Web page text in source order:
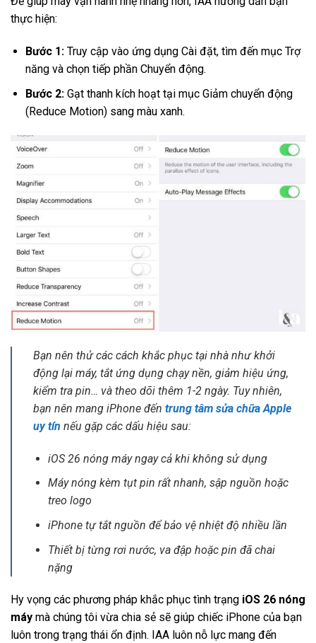
thực hiện:
Bước 1: Truy cập vào ứng dụng Cài đặt, tìm đến mục Trợ
năng và chọn tiếp phần Chuyển động.
Bước 2:Gạt thanh kích hoạt tại mục Giảm chuyển động
(Reduce Motion) sang màu xanh.
Bạn nên thử các cách khắc phục tại nhà như khởi
động lại máy, tắt ứng dụng chạy nền, giảm hiệu ứng,
kiểm tra pin… và theo dõi thêm 1-2 ngày. Tuy nhiên,
bạn nên mang iPhone đến trung tâm sửa chữa Apple
uy tín nếu gặp các dấu hiệu sau:
iOS 26 nóng máy ngay cả khi không sử dụng
Máy nóng kèm tụt pin rất nhanh, sập nguồn hoặc
treo logo
iPhone tự tắt nguồn để bảo vệ nhiệt độ nhiều lần
Thiết bị từng rơi nước, va đập hoặc pin đã chai
nặng
Hy vọng các phương pháp khắc phục tình trạng iOS 26 nóng
máy mà chúng tôi vừa chia sẻ sẽ giúp chiếc iPhone của bạn
luôn trong trạng thái ổn định. IAA luôn nỗ lực mang đến